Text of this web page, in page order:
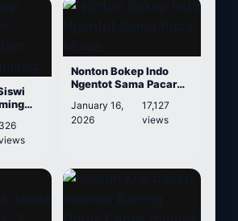
326
Nonton Bokep Indo
Ngentot Sama Pacar
January 16,
2026
17,127
views